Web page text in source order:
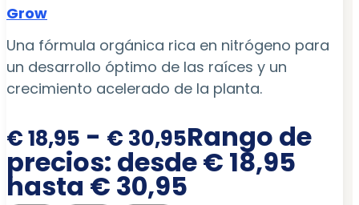
Grow
Una fórmula orgánica rica en nitrógeno para
un desarrollo óptimo de las raíces y un
crecimiento acelerado de la planta.
€18,95 - € 30,95Rango de
precios: desde € 18,95
hasta € 30,95